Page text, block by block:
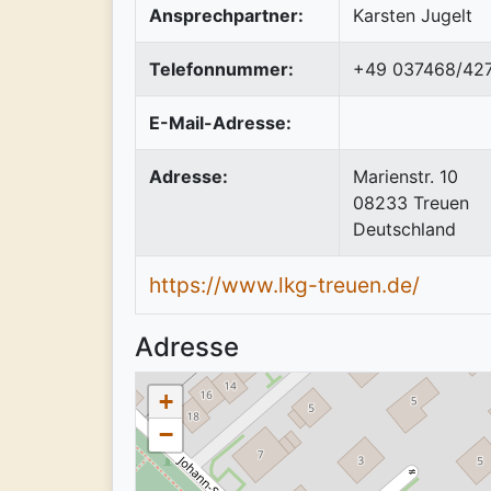
Ansprechpartner: Karsten Jugelt
Telefonnummer: +49 037468/
E-Mail-Adresse:
Adresse:
Marienstr. 10
08233 Treuen
Deutschland
https://www.lkg-treuen.de/
Adresse
+
−